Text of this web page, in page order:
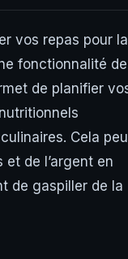
vos repas pour la
fonctionnalité de
de planifier
Cela
de l’argent en
de gaspiller de la